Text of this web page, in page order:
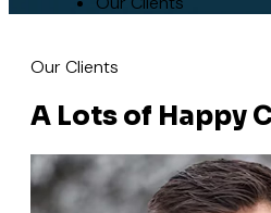
Our Clients
A Lots of Happy